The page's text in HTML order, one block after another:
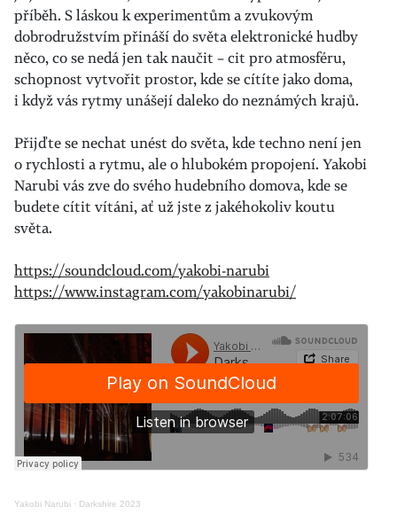
příběh. S láskou k experimentům a zvukovým
dobrodružstvím přináší do světa elektronické hudby
něco, co se nedá jen tak naučit – cit pro atmosféru,
schopnost vytvořit prostor, kde se cítíte jako doma,
i když vás rytmy unášejí daleko do neznámých krajů.
Přijďte se nechat unést do světa, kde techno není jen
o rychlosti a rytmu, ale o hlubokém propojení. Yakobi
Narubi vás zve do svého hudebního domova, kde se
budete cítit vítáni, ať už jste z jakéhokoliv koutu
světa.
https://soundcloud.com/yakobi-narubi
https://www.instagram.com/yakobinarubi/
Yakobi Narubi · Darkshire 2023